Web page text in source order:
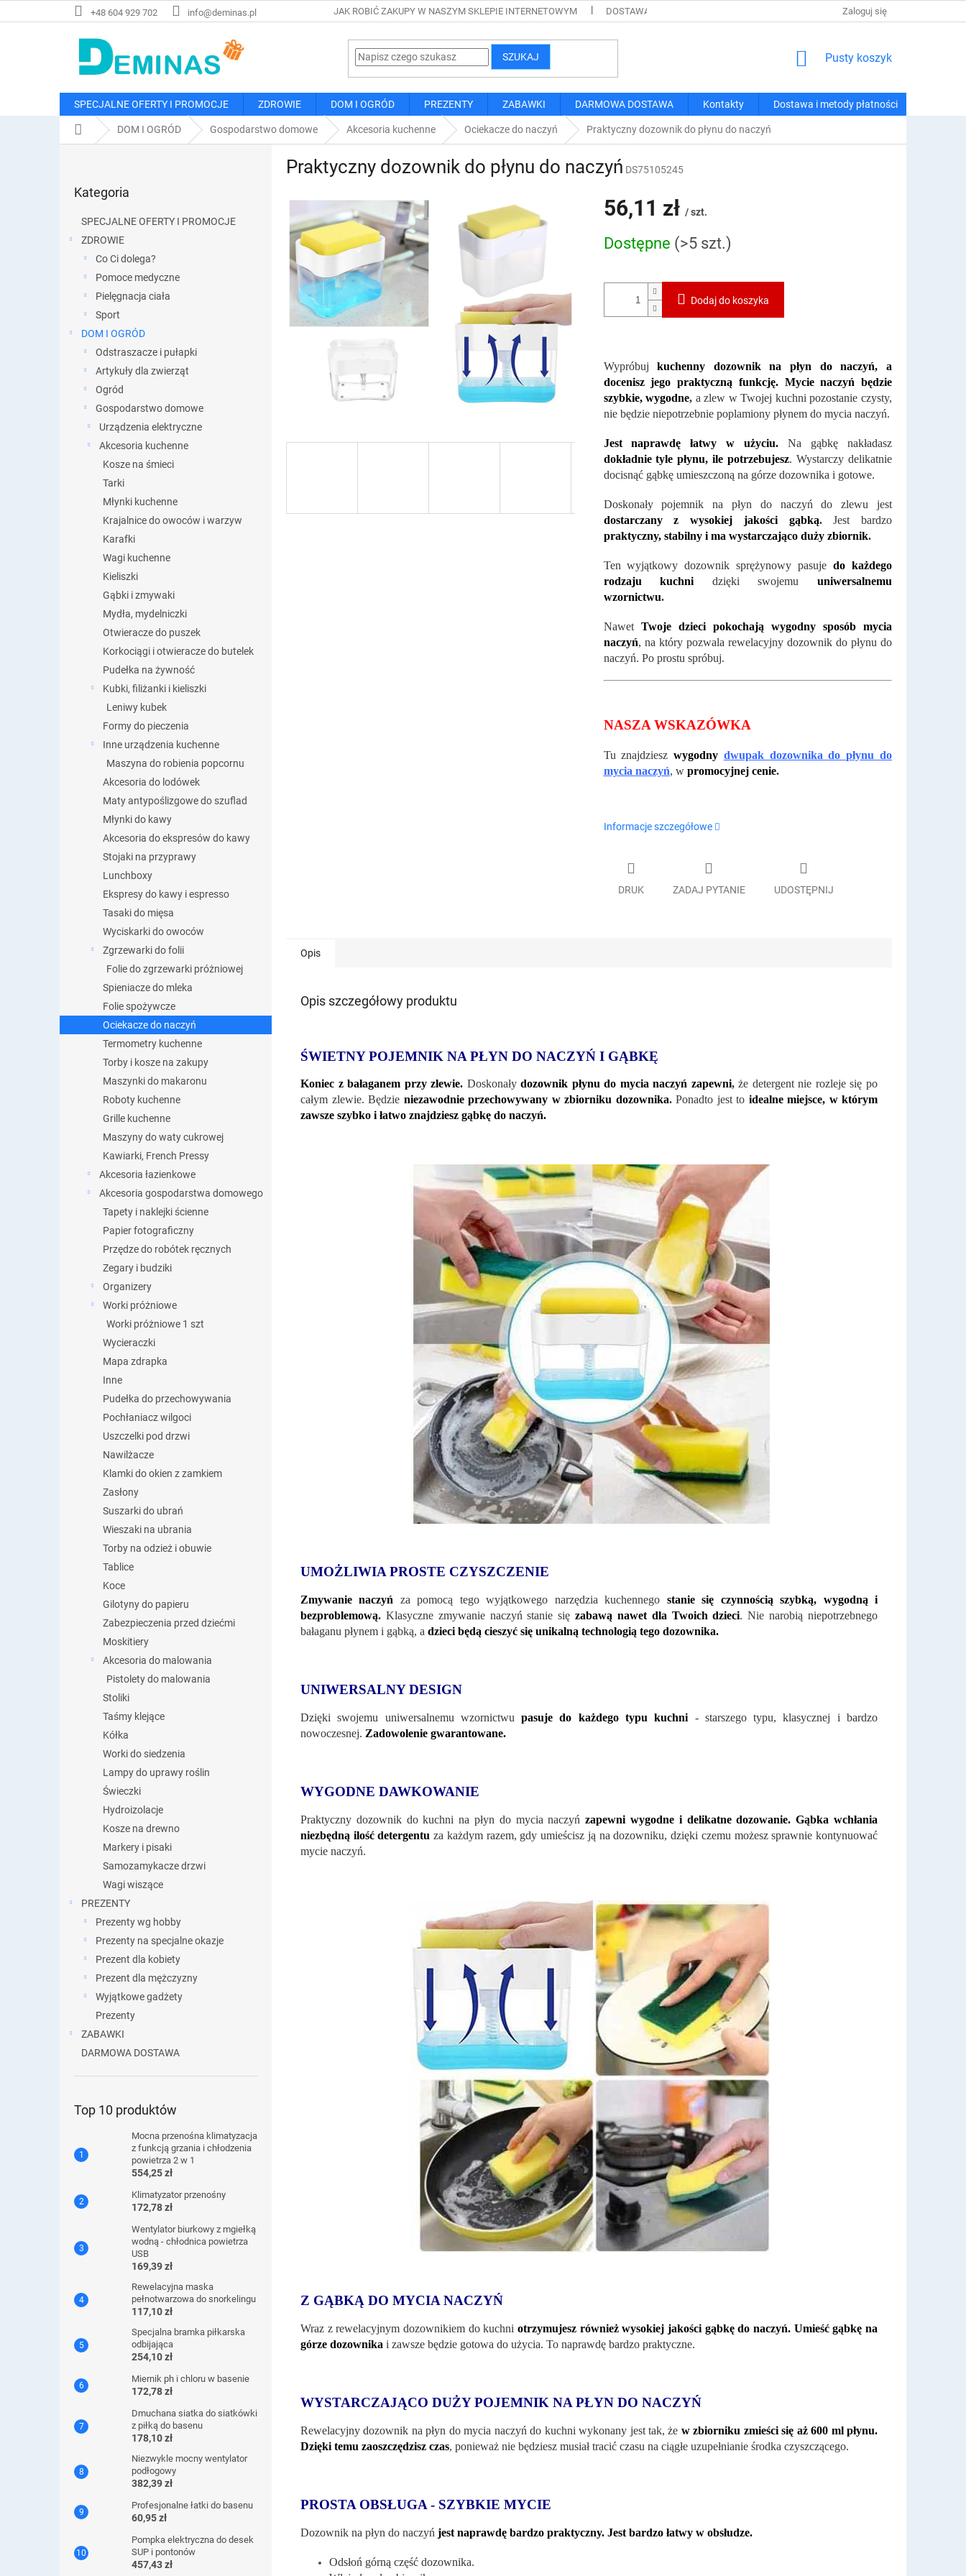
do
+48 604 929 702 info@deminas.pl JAK ROBIĆ ZAKUPY W NASZYM SKLEPIE INTERNETOWYM DOSTAWA I METODY PŁATNOŚCI REGULAMIN ZAKUPÓW
Zaloguj się
SZUKAJ KOSZYK
Pusty koszyk
SPECJALNE OFERTY I PROMOCJE ZDROWIE DOM I OGRÓD PREZENTY ZABAWKI DARMOWA DOSTAWA Kontakty Dostawa i metody płatności
Home DOM I OGRÓD Gospodarstwo domowe Akcesoria kuchenne Ociekacze do naczyń Praktyczny dozownik do płynu do naczyń
kategorie
Kategoria
SPECJALNE OFERTY I PROMOCJE
ZDROWIE
Co Ci dolega?
Pomoce medyczne
Pielęgnacja ciała
Sport
DOM I OGRÓD
Odstraszacze i pułapki
Artykuły dla zwierząt
Ogród
Gospodarstwo domowe
Urządzenia elektryczne
Akcesoria kuchenne
Kosze na śmieci
Tarki
Młynki kuchenne
Krajalnice do owoców i warzyw
Karafki
Wagi kuchenne
Kieliszki
Gąbki i zmywaki
Mydła, mydelniczki
Otwieracze do puszek
Korkociągi i otwieracze do butelek
Pudełka na żywność
Kubki, filiżanki i kieliszki
Leniwy kubek
Formy do pieczenia
Inne urządzenia kuchenne
Maszyna do robienia popcornu
Akcesoria do lodówek
Maty antypoślizgowe do szuflad
Młynki do kawy
Akcesoria do ekspresów do kawy
Stojaki na przyprawy
Lunchboxy
Ekspresy do kawy i espresso
Tasaki do mięsa
Wyciskarki do owoców
Zgrzewarki do folii
Folie do zgrzewarki próżniowej
Spieniacze do mleka
Folie spożywcze
Ociekacze do naczyń
Termometry kuchenne
Torby i kosze na zakupy
Maszynki do makaronu
Roboty kuchenne
Grille kuchenne
Maszyny do waty cukrowej
Kawiarki, French Pressy
Akcesoria łazienkowe
Akcesoria gospodarstwa domowego
Tapety i naklejki ścienne
Papier fotograficzny
Przędze do robótek ręcznych
Zegary i budziki
Organizery
Worki próżniowe
Worki próżniowe 1 szt
Wycieraczki
Mapa zdrapka
Inne
Pudełka do przechowywania
Pochłaniacz wilgoci
Uszczelki pod drzwi
Nawilżacze
Klamki do okien z zamkiem
Zasłony
Suszarki do ubrań
Wieszaki na ubrania
Torby na odzież i obuwie
Tablice
Koce
Gilotyny do papieru
Zabezpieczenia przed dziećmi
Moskitiery
Akcesoria do malowania
Pistolety do malowania
Stoliki
Taśmy klejące
Kółka
Worki do siedzenia
Lampy do uprawy roślin
Świeczki
Hydroizolacje
Kosze na drewno
Markery i pisaki
Samozamykacze drzwi
Wagi wiszące
PREZENTY
Prezenty wg hobby
Prezenty na specjalne okazje
Prezent dla kobiety
Prezent dla mężczyzny
Wyjątkowe gadżety
Prezenty
ZABAWKI
DARMOWA DOSTAWA
Top 10 produktów
Mocna przenośna klimatyzacja
z funkcją grzania i chłodzenia
powietrza 2 w 1
554,25 zł
Klimatyzator przenośny
172,78 zł
Wentylator biurkowy z mgiełką
wodną - chłodnica powietrza
USB
169,39 zł
Rewelacyjna maska ​​
pełnotwarzowa do snorkelingu
117,10 zł
Specjalna bramka piłkarska
odbijająca
254,10 zł
Miernik ph i chloru w basenie
172,78 zł
Dmuchana siatka do siatkówki
z piłką do basenu
178,10 zł
Niezwykle mocny wentylator
podłogowy
382,39 zł
Profesjonalne łatki do basenu
60,95 zł
Pompka elektryczna do desek
SUP i pontonów
457,43 zł
Praktyczny dozownik do płynu do naczyń DS75105245
56,11 zł / szt.
jednostkowa:
Dostępne (>5 szt.)
Dodaj do koszyka
Wypróbujkuchenny dozownik na płyn do naczyń, a
docenisz jego praktyczną funkcję. Mycie naczyń będzie
szybkie, wygodne, a zlew w Twojej kuchni pozostanie czysty,
nie będzie niepotrzebnie poplamiony płynem do mycia naczyń.
Jest naprawdę łatwy w użyciu. Na gąbkę nakładasz
dokładnie tyle płynu, ile potrzebujesz. Wystarczy delikatnie
docisnąć gąbkę umieszczoną na górze dozownika i gotowe.
Doskonały pojemnik na płyn do naczyń do zlewu jest
dostarczany z wysokiej jakości gąbką.Jest bardzo
praktyczny, stabilny i ma wystarczająco duży zbiornik.
Ten wyjątkowy dozownik sprężynowy pasujedo każdego
rodzaju kuchni dzięki swojemu uniwersalnemu
wzornictwu.
Nawet Twoje dzieci pokochają wygodny sposób mycia
naczyń, na który pozwala rewelacyjny dozownik do płynu do
naczyń. Po prostu spróbuj.
NASZA WSKAZÓWKA
Tu znajdziesz wygodny dwupak dozownika do płynu do
mycia naczyń, w promocyjnej cenie.
Informacje szczegółowe
DRUK ZADAJ PYTANIE UDOSTĘPNIJ
Opis
Opis szczegółowy produktu
ŚWIETNY POJEMNIK NA PŁYN DO NACZYŃ I GĄBKĘ
Koniec z bałaganem przy zlewie. Doskonałydozownik płynu do mycia naczyń zapewni,że detergent nie rozleje się po
całym zlewie. Będzie niezawodnie przechowywany w zbiorniku dozownika. Ponadto jest to idealne miejsce, w którym
zawsze szybko i łatwo znajdziesz gąbkę do naczyń.
UMOŻLIWIA PROSTE CZYSZCZENIE
Zmywanie naczyń za pomocą tego wyjątkowego narzędzia kuchennego stanie się czynnością szybką, wygodną i
bezproblemową. Klasyczne zmywanie naczyń stanie sięzabawą nawet dla Twoich dzieci. Nie narobią niepotrzebnego
bałaganu płynem i gąbką, a dzieci będą cieszyć się unikalną technologią tego dozownika.
UNIWERSALNY DESIGN
Dzięki swojemu uniwersalnemu wzornictwupasuje do każdego typu kuchni - starszego typu, klasycznej i bardzo
nowoczesnej. Zadowolenie gwarantowane.
WYGODNE DAWKOWANIE
Praktyczny dozownik do kuchni na płyn do mycia naczyńzapewni wygodne i delikatne dozowanie. Gąbka wchłania
niezbędną ilość detergentu za każdym razem, gdy umieścisz ją na dozowniku, dzięki czemu możesz sprawnie kontynuować
mycie naczyń.
Z GĄBKĄ DO MYCIA NACZYŃ
Wraz z rewelacyjnym dozownikiem do kuchni otrzymujesz również wysokiej jakości gąbkę do naczyń. Umieść gąbkę na
górze dozownika i zawsze będzie gotowa do użycia. To naprawdę bardzo praktyczne.
WYSTARCZAJĄCO DUŻY POJEMNIK NA PŁYN DO NACZYŃ
Rewelacyjny dozownik na płyn do mycia naczyń do kuchni wykonany jest tak, że w zbiorniku zmieści się aż 600 ml płynu.
Dzięki temu zaoszczędzisz czas, ponieważ nie będziesz musiał tracić czasu na ciągłe uzupełnianie środka czyszczącego.
PROSTA OBSŁUGA - SZYBKIE MYCIE
Dozownik na płyn do naczyń jest naprawdę bardzo praktyczny. Jest bardzo łatwy w obsłudze.
Odsłoń górną część dozownika.